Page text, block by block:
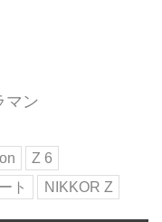
マン
Z 6
ト NIKKOR Z